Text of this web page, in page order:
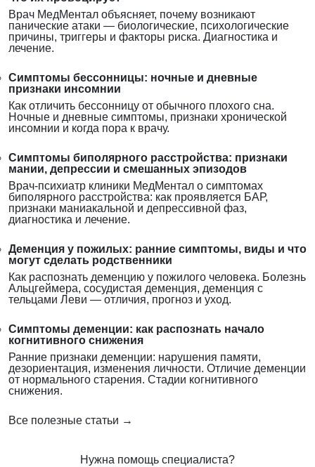
Врач МедМентал объясняет, почему возникают
панические атаки — биологические, психологические
причины, триггеры и факторы риска. Диагностика и
лечение.
Симптомы бессонницы: ночные и дневные
признаки инсомнии
Как отличить бессонницу от обычного плохого сна.
Ночные и дневные симптомы, признаки хронической
инсомнии и когда пора к врачу.
Симптомы биполярного расстройства: признаки
мании, депрессии и смешанных эпизодов
Врач-психиатр клиники МедМентал о симптомах
биполярного расстройства: как проявляется БАР,
признаки маниакальной и депрессивной фаз,
диагностика и лечение.
Деменция у пожилых: ранние симптомы, виды и что
могут сделать родственники
Как распознать деменцию у пожилого человека. Болезнь
Альцгеймера, сосудистая деменция, деменция с
тельцами Леви — отличия, прогноз и уход.
Симптомы деменции: как распознать начало
когнитивного снижения
Ранние признаки деменции: нарушения памяти,
дезориентация, изменения личности. Отличие деменции
от нормального старения. Стадии когнитивного
снижения.
Все полезные статьи →
Нужна помощь специалиста?